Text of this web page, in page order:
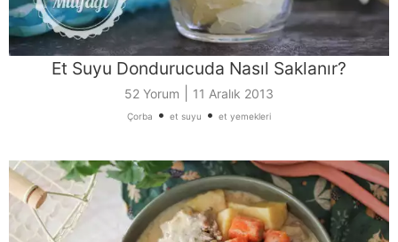
Et Suyu Dondurucuda Nasıl Saklanır?
52 Yorum 11 Aralık 2013
Çorba • et suyu • et yemekleri